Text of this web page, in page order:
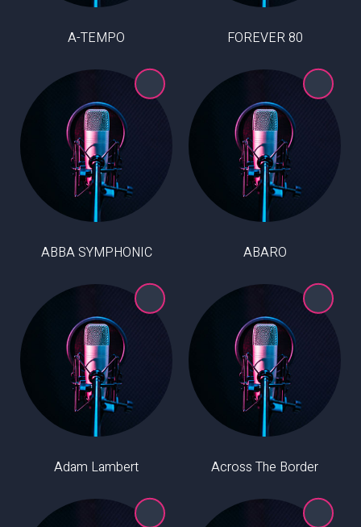
80 FOREVER
A-TEMPO
ABARO
ABBA SYMPHONIC
Across The Border
Adam Lambert